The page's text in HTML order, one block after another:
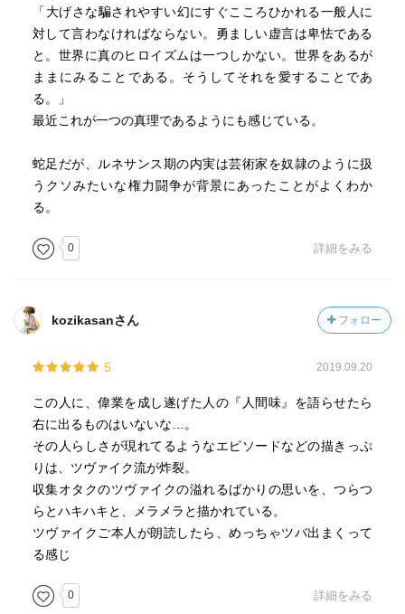
‪「大げさな騙されやすい幻にすぐこころひかれる一般人に
対して言わなければならない。勇ましい虚言は卑怯である
と。世界に真のヒロイズムは一つしかない。世界をあるが
ままにみることである。そうしてそれを愛することであ
る。」
最近これが一つの真理であるようにも感じている。
蛇足だが、ルネサンス期の内実は芸術家を奴隷のように扱
うクソみたいな権力闘争が背景にあったことがよくわか
る‬。
0 詳細をみる
kozikasanさん フォロー
5 2019.09.20
この人に、偉業を成し遂げた人の『人間味』を語らせたら
右に出るものはいないな…。
その人らしさが現れてるようなエピソードなどの描きっぷ
りは、ツヴァイク流が炸裂。
収集オタクのツヴァイクの溢れるばかりの思いを、つらつ
らとハキハキと、メラメラと描かれている。
ツヴァイクご本人が朗読したら、めっちゃツバ出まくって
る感じ
0 詳細をみる